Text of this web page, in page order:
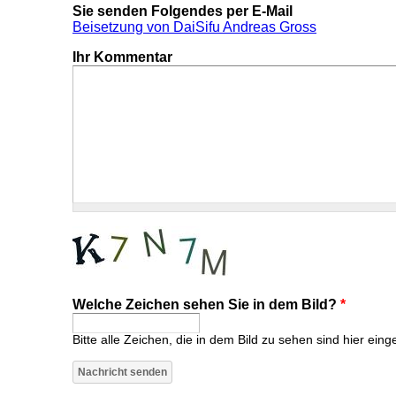
Sie senden Folgendes per E-Mail
Beisetzung von DaiSifu Andreas Gross
Ihr Kommentar
Welche Zeichen sehen Sie in dem Bild? *
Bitte alle Zeichen, die in dem Bild zu sehen sind hier